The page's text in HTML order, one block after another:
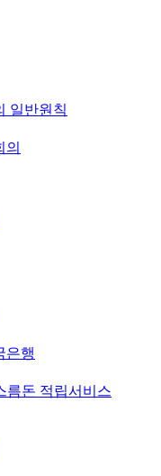
일반원칙
의
은행
름돈 적립서비스